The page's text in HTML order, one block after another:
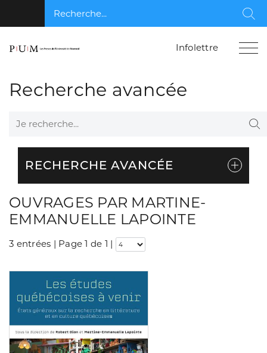
Recherche...
Infolettre
Recherche avancée
Je recherche...
RECHERCHE AVANCÉE
OUVRAGES PAR MARTINE-
EMMANUELLE LAPOINTE
3 entrées | Page 1 de 1 |